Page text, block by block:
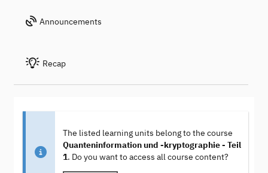
Announcements
Recap
The listed learning units belong to the course
Quanteninformation und -kryptographie - Teil
1. Do you want to access all course content?